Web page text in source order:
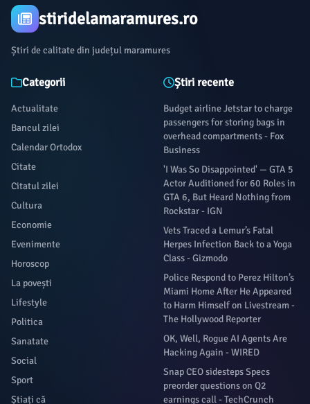
stiridelamaramures.ro
Știri de calitate din județul maramures
Categorii
Actualitate
Bancul zilei
Calendar Ortodox
Citate
Citatul zilei
Cultura
Economie
Evenimente
Horoscop
La povești
Lifestyle
Politica
Sanatate
Social
Sport
Știați că
Știri recente
Budget airline Jetstar to charge
passengers for storing bags in
overhead compartments - Fox
Business
'I Was So Disappointed' — GTA 5
Actor Auditioned for 60 Roles in
GTA 6, But Heard Nothing from
Rockstar - IGN
Vets Traced a Lemur’s Fatal
Herpes Infection Back to a Yoga
Class - Gizmodo
Police Respond to Perez Hilton’s
Miami Home After He Appeared
to Harm Himself on Livestream -
The Hollywood Reporter
OK, Well, Rogue AI Agents Are
Hacking Again - WIRED
Snap CEO sidesteps Specs
preorder questions on Q2
earnings call - TechCrunch